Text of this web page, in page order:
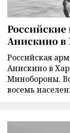
Российские
Анискино в
Российская
Анискино в
Минобороны.
восемь